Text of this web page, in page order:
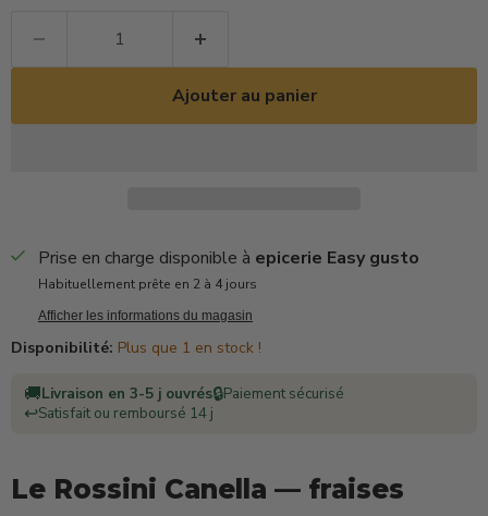
Ajouter au panier
Prise en charge disponible à epicerie Easy gusto
Habituellement prête en 2 à 4 jours
Afficher les informations du magasin
Disponibilité: Plus que 1 en stock !
🚚Livraison en 3-5 j ouvrés🔒Paiement sécurisé
↩️Satisfait ou remboursé 14 j
Le Rossini Canella — fraises